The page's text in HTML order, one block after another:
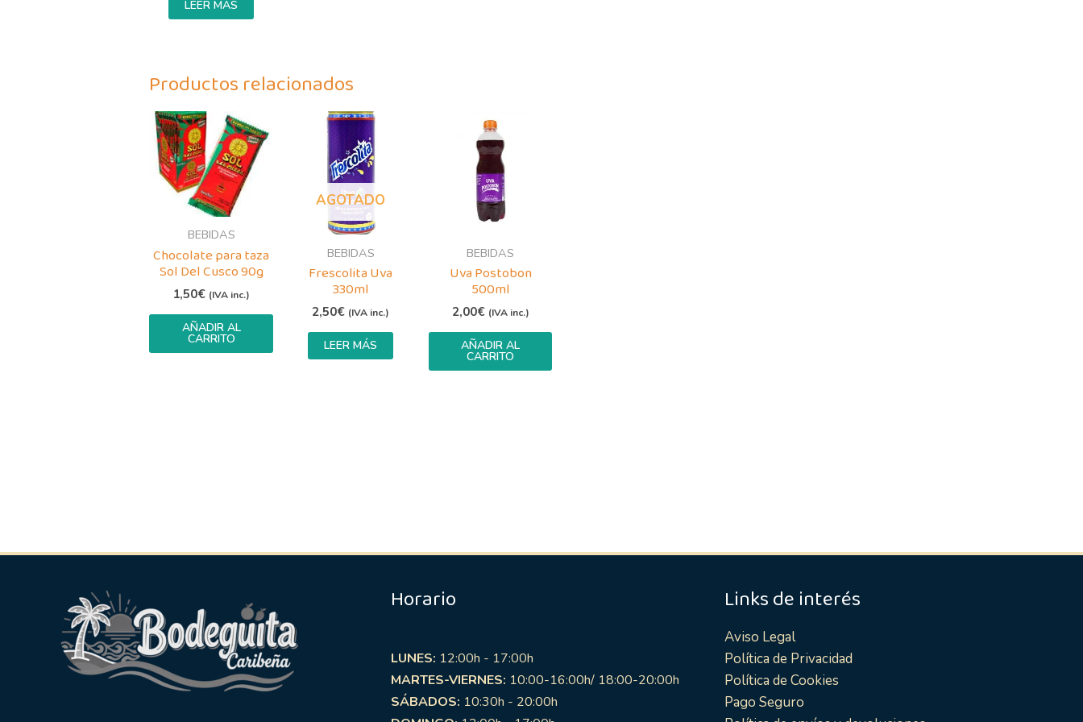
LEER MÁS
Productos relacionados
BEBIDAS
Chocolate para taza
Sol Del Cusco 90g
1,50€ (IVA inc.)
AÑADIR AL
CARRITO
AGOTADO
BEBIDAS
Frescolita Uva
330ml
2,50€ (IVA inc.)
LEER MÁS
BEBIDAS
Uva Postobon
500ml
2,00€ (IVA inc.)
AÑADIR AL
CARRITO
Horario
LUNES: 12:00h - 17:00h
MARTES-VIERNES: 10:00-16:00h/ 18:00-20:00h
SÁBADOS: 10:30h - 20:00h
Links de interés
Aviso Legal
Política de Privacidad
Política de Cookies
Pago Seguro